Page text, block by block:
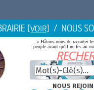
[VOIR] / NOUS
« Hâtons-nous de raconter
peuple avant qu'il ne les ait
NOUS